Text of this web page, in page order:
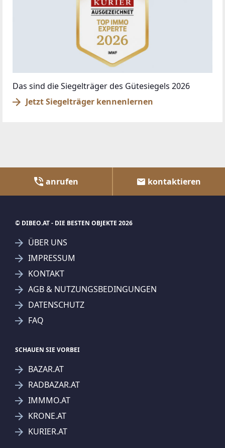
Das sind die Siegelträger des Gütesiegels 2026
Jetzt Siegelträger kennenlernen
anrufen kontaktieren
© DIBEO.AT - DIE BESTEN OBJEKTE 2026
ÜBER UNS
IMPRESSUM
KONTAKT
AGB & NUTZUNGSBEDINGUNGEN
DATENSCHUTZ
FAQ
SCHAUEN SIE VORBEI
BAZAR.AT
RADBAZAR.AT
IMMMO.AT
KRONE.AT
KURIER.AT